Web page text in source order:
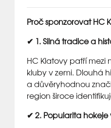
Proč sponzorovat HC
✔ 1. Silná tradice a
HC Klatovy patří mezi
kluby v zemi. Dlouhá
a důvěryhodnou
region široce
✔ 2. Popularita